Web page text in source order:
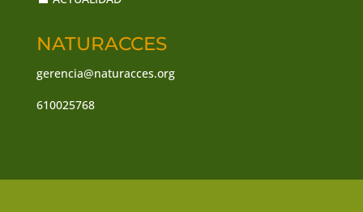
NATURACCES
gerencia@naturacces.org
610025768